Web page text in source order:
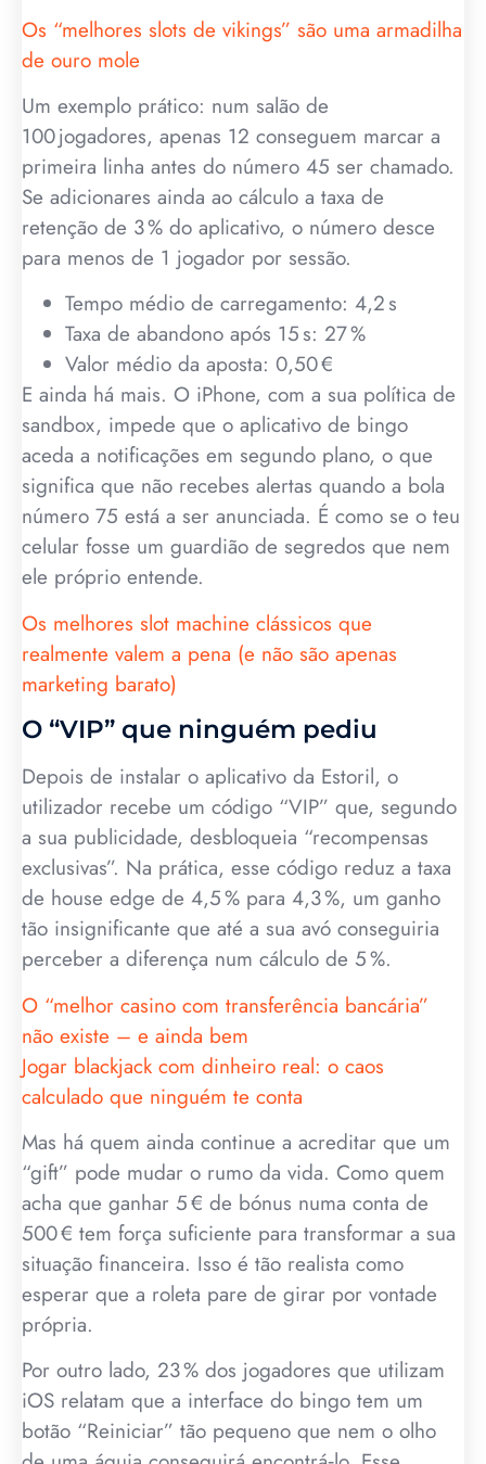
Os “melhores slots de vikings” são uma armadilha
de ouro mole
Um exemplo prático: num salão de
100 jogadores, apenas 12 conseguem marcar a
primeira linha antes do número 45 ser chamado.
Se adicionares ainda ao cálculo a taxa de
retenção de 3 % do aplicativo, o número desce
para menos de 1 jogador por sessão.
Tempo médio de carregamento: 4,2 s
Taxa de abandono após 15 s: 27 %
Valor médio da aposta: 0,50 €
E ainda há mais. O iPhone, com a sua política de
sandbox, impede que o aplicativo de bingo
aceda a notificações em segundo plano, o que
significa que não recebes alertas quando a bola
número 75 está a ser anunciada. É como se o teu
celular fosse um guardião de segredos que nem
ele próprio entende.
Os melhores slot machine clássicos que
realmente valem a pena (e não são apenas
marketing barato)
O “VIP” que ninguém pediu
Depois de instalar o aplicativo da Estoril, o
utilizador recebe um código “VIP” que, segundo
a sua publicidade, desbloqueia “recompensas
exclusivas”. Na prática, esse código reduz a taxa
de house edge de 4,5 % para 4,3 %, um ganho
tão insignificante que até a sua avó conseguiria
perceber a diferença num cálculo de 5 %.
O “melhor casino com transferência bancária”
não existe – e ainda bem
Jogar blackjack com dinheiro real: o caos
calculado que ninguém te conta
Mas há quem ainda continue a acreditar que um
“gift” pode mudar o rumo da vida. Como quem
acha que ganhar 5 € de bónus numa conta de
500 € tem força suficiente para transformar a sua
situação financeira. Isso é tão realista como
esperar que a roleta pare de girar por vontade
própria.
Por outro lado, 23 % dos jogadores que utilizam
iOS relatam que a interface do bingo tem um
botão “Reiniciar” tão pequeno que nem o olho